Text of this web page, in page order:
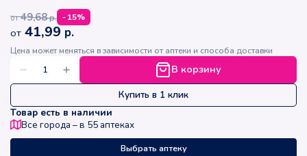
от 49,68р. -15%
от 41,99 р.
Цена может меняться в зависимости от аптеки и способа доставки
В корзину
Купить в 1 клик
Товар есть в наличии
Все города – в 55 аптеках
Выбрать аптеку